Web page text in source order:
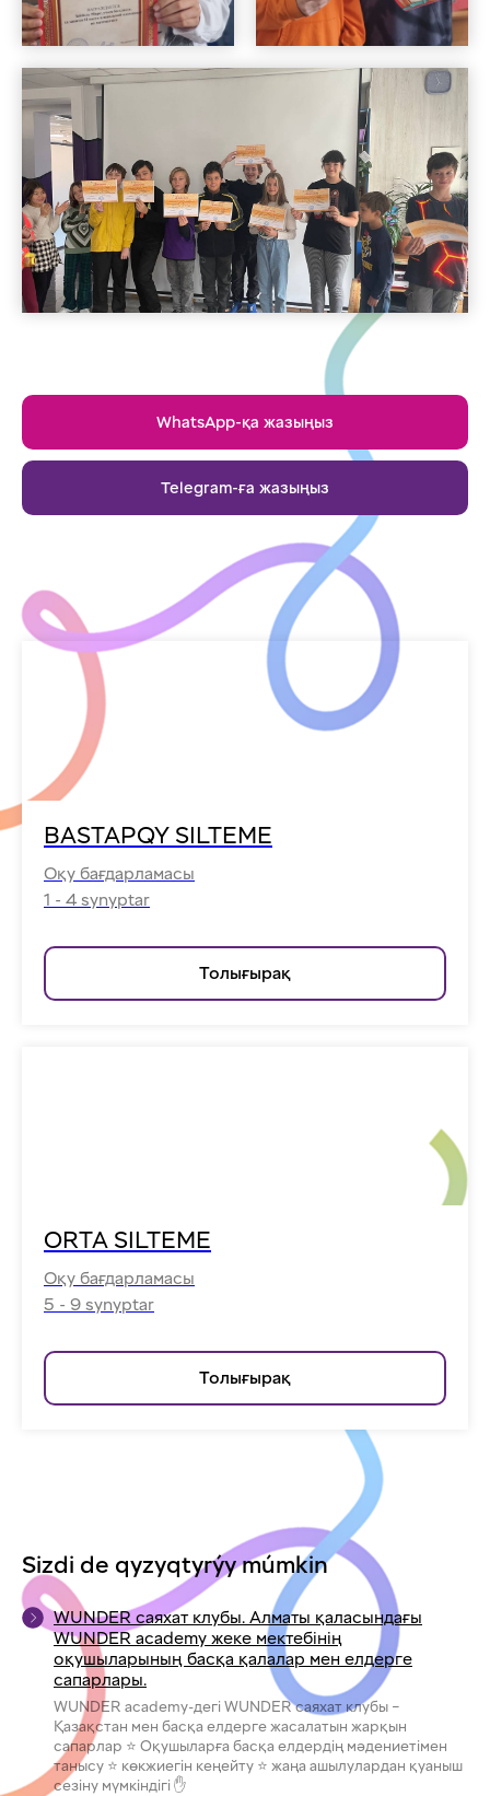
WhatsApp-қа жазыңыз
Telegram-ға жазыңыз
BASTAPQY SILTEME
Оқу бағдарламасы
1 - 4 synyptar
Толығырақ
ORTA SILTEME
Оқу бағдарламасы
5 - 9 synyptar
Толығырақ
Sizdi de qyzyqtyrýy múmkin
WUNDER саяхат клубы. Алматы қаласындағы
WUNDER academy жеке мектебінің
оқушыларының басқа қалалар мен елдерге
сапарлары.
WUNDER academy-дегі WUNDER саяхат клубы –
Қазақстан мен басқа елдерге жасалатын жарқын
сапарлар ⭐ Оқушыларға басқа елдердің мәдениетімен
танысу ⭐ көкжиегін кеңейту ⭐ жаңа ашылулардан қуаныш
сезіну мүмкіндігі ✋